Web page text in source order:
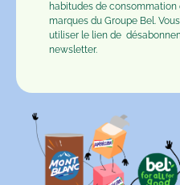
habitudes de
marques du Groupe Bel.
utiliser le lien de
newsletter.